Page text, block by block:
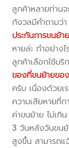
ลูกค้าหลายท่าน
กังวลมีคำถามว่า
ประกันการขนย้า
หายล่ะ ทำอย่าง
ลูกค้าเลือกใช้บริ
ของที่ขนย้ายขอ
ครับ เนื่องด้วยเ
ความเสียหายที่
ค่าขนย้าย ไม่เกิ
3 วันหลังวันขน
สูงขึ้น สามารถแ